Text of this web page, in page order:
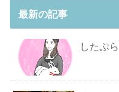
最新の記事
したぷ